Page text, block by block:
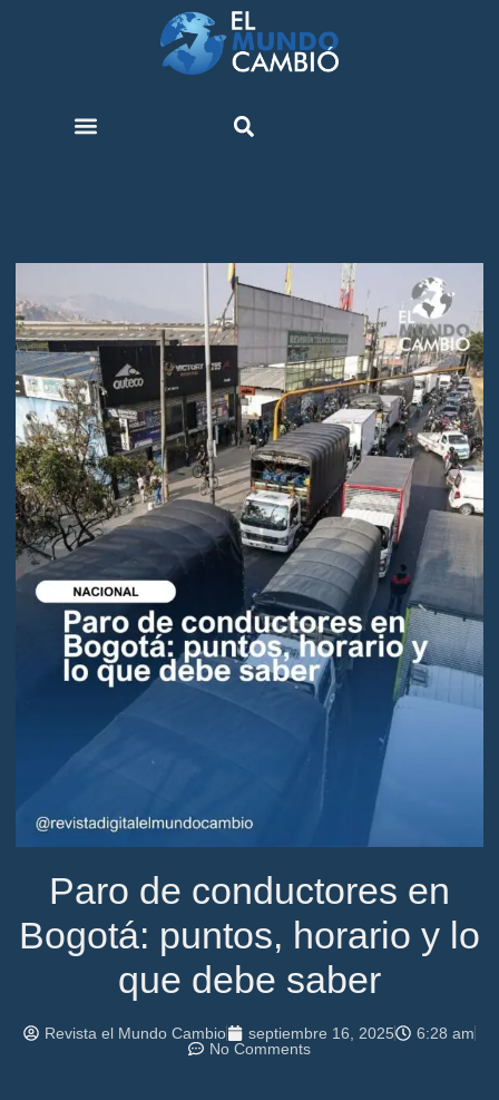
Paro de conductores en
Bogotá: puntos, horario y lo
que debe saber
Revista el Mundo Cambio septiembre 16, 2025
6:28 am
No Comments